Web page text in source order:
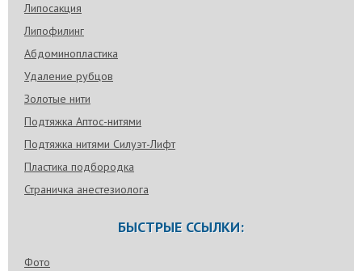
Липосакция
Липофилинг
Абдоминопластика
Удаление рубцов
Золотые нити
Подтяжка Аптос-нитями
Подтяжка нитями Силуэт-Лифт
Пластика подбородка
Страничка анестезиолога
БЫСТРЫЕ ССЫЛКИ:
Фото